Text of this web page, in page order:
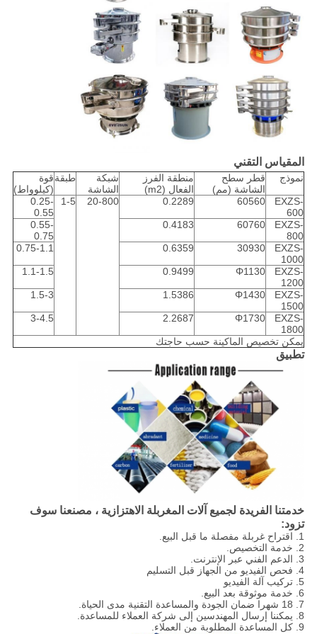
المقياس التقني
نموذج
قطر سطح
الشاشة (مم)
منطقة الفرز
الفعال (m2)
شبكة
الشاشة
طبقةقوة
(كيلوواط)
EXZS-
600
60560
0.2289
20-800
1-5
0.25-
0.55
EXZS-
800
60760
0.4183
0.55-
0.75
EXZS-
1000
30930
0.6359
0.75-1.1
EXZS-
1200
Φ1130
0.9499
1.1-1.5
EXZS-
1500
Φ1430
1.5386
1.5-3
EXZS-
1800
Φ1730
2.2687
3-4.5
يمكن تخصيص الماكينة حسب حاجتك
تطبيق
خدمتنا الفريدة لجميع آلات المغربلة الاهتزازية ، مصنعنا سوف
تزود:
1. اقتراح غربلة مفصلة ما قبل البيع.
2. خدمة التخصيص.
3. الدعم الفني عبر الإنترنت.
4. فحص الفيديو من الجهاز قبل التسليم
5. تركيب آلة الفيديو
6. خدمة موثوقة بعد البيع.
7. 18 شهرا ضمان الجودة والمساعدة التقنية مدى الحياة.
8. يمكننا إرسال المهندسين إلى شركة العملاء للمساعدة.
9. كل المساعدة المطلوبة من العملاء.